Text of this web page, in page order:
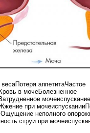
аппетитаЧастое
в мочеБолезненное
при
неполного
струи при